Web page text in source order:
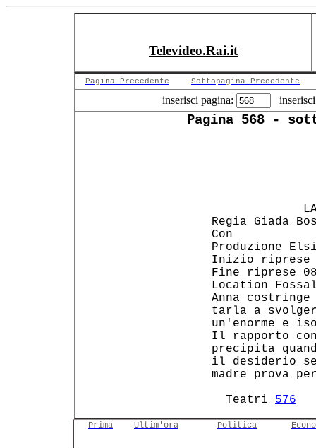
Televideo.Rai.it
Pagina Precedente Sottopagina Precedente
inserisci pagina:
Pagina 568 -
Regia
Inizio
Fine
Location
Anna
tarla a
un'enorme e
Il rapporto
precipita
il desiderio
madre prova
   Teatri
576
Prima Ultim'ora Politica